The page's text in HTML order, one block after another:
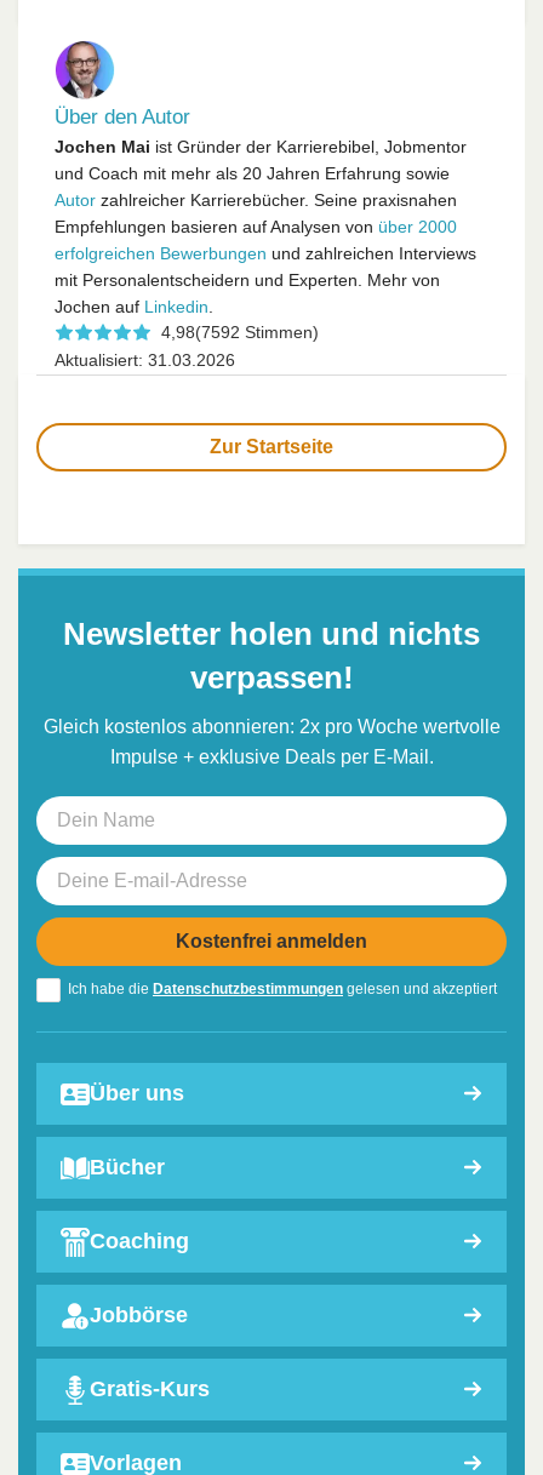
Über den Autor
Jochen Mai ist Gründer der Karrierebibel, Jobmentor
und Coach mit mehr als 20 Jahren Erfahrung sowie
Autor zahlreicher Karrierebücher. Seine praxisnahen
Empfehlungen basieren auf Analysen von über 2000
erfolgreichen Bewerbungen und zahlreichen Interviews
mit Personalentscheidern und Experten. Mehr von
Jochen auf Linkedin.
4,98(7592 Stimmen)
Aktualisiert: 31.03.2026
Zur Startseite
Newsletter holen und nichts
verpassen!
Gleich kostenlos abonnieren: 2x pro Woche wertvolle
Impulse + exklusive Deals per E-Mail.
Ich habe die Datenschutzbestimmungen gelesen und akzeptiert
Über uns
Bücher
Coaching
Jobbörse
Gratis-Kurs
Vorlagen